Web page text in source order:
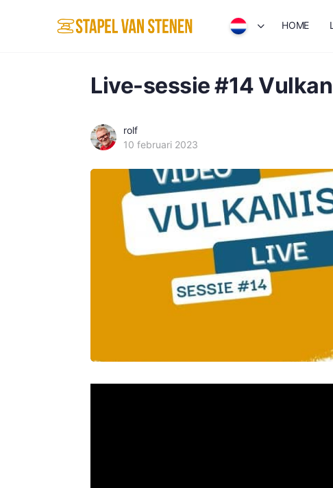
HOME
Live-sessie #14
rolf
10 februari 2023